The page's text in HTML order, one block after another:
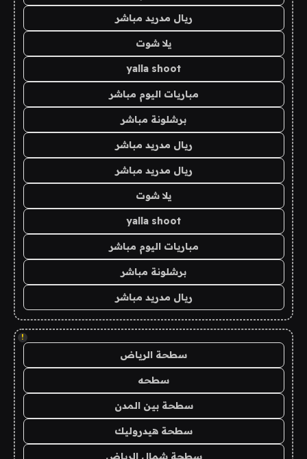
ريال مدريد مباشر
يلا شوت
yalla shoot
مباريات اليوم مباشر
برشلونة مباشر
ريال مدريد مباشر
ريال مدريد مباشر
يلا شوت
yalla shoot
مباريات اليوم مباشر
برشلونة مباشر
ريال مدريد مباشر
!
سطحة الرياض
سطحه
سطحة بين المدن
سطحة هيدروليك
سطحة شمال الرياض